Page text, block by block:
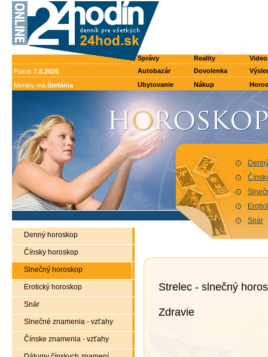
Správy Reality
Video
Piatok 7.8.2026 Autobazár Dovolenka
Meniny má Štefánia Ubytovanie Nákup
Snár
Denný horoskop
Čínsky horoskop
Slnečný horoskop
Erotický horoskop
Snár
Slnečné znamenia - vzťahy
Čínske znamenia - vzťahy
Strelec - slnečný
Zdravie